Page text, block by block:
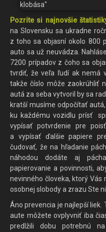
Pozrite si najnovšie
na Slovensku sa ukradne
z toho sa objasní okolo 800
auto sa už neuvádza.
7200 prípadov z čoho sa
tvrdiť, že veľa ľudí ak nemá
takže číslo môže zaokrúhliť
autá za seba vytvoril by sa
kratší musíme odpočítať
ku každému vozidlu prísť
vypísať potvrdenie pre
a vypísať ďalšie papiere
čudovať, že na hľadanie
náhodou dodáte aj
papierovanie a povinnosti,
nevinného človeka, ktorý
osobnej slobody a zrazu Ste
Áno prevencia je najlepší liek.
aute môžete ovplyvniť iba
predlžili dobu potrebnú